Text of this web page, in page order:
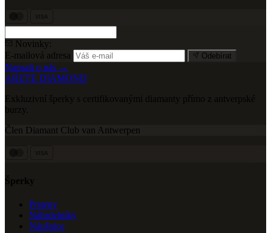
Novinky:
E-mailová adresa
Odebírat
Napsali o nás →
ARETE DIAMOND
Exkluzivní šperky s certifikovanými diamanty přímo z antverpské
burzy.
Člen Diamant Club van Antwerpen
Šperky
Prsteny
Náhrdelníky
Náušnice